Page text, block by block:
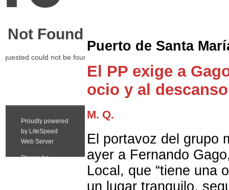
Puerto de Santa
El PP exige a
ocio y al descanso
M. Q.
El portavoz del grupo
ayer a Fernando
Local, que “tiene una
un lugar tranquilo,